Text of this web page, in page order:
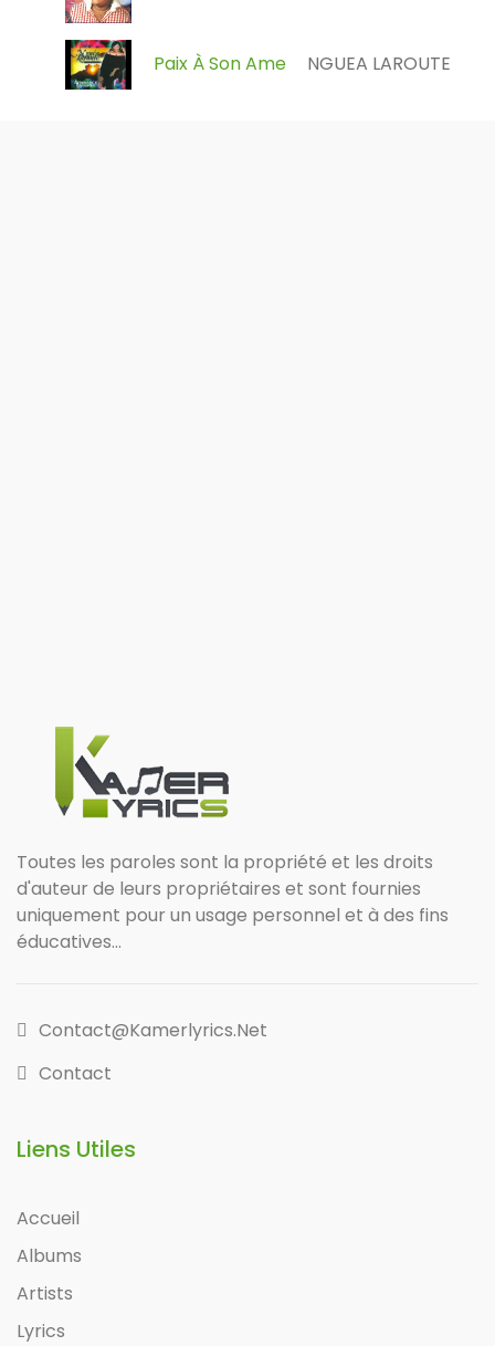
Paix À Son Ame NGUEA LAROUTE
Toutes les paroles sont la propriété et les droits
d'auteur de leurs propriétaires et sont fournies
uniquement pour un usage personnel et à des fins
éducatives...
Contact@kamerlyrics.net
Contact
Liens Utiles
Accueil
Albums
Artists
Lyrics